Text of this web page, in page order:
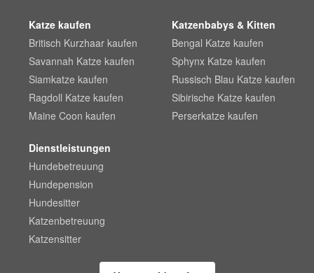
Katze kaufen
Britisch Kurzhaar kaufen
Savannah Katze kaufen
Siamkatze kaufen
Ragdoll Katze kaufen
Maine Coon kaufen
Katzenbabys & Kitten
Bengal Katze kaufen
Sphynx Katze kaufen
Russisch Blau Katze kaufen
Sibirische Katze kaufen
Perserkatze kaufen
Dienstleistungen
Hundebetreuung
Hundepension
Hundesitter
Katzenbetreuung
Katzensitter